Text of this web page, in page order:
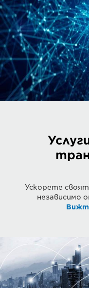
Ускорете
независимо